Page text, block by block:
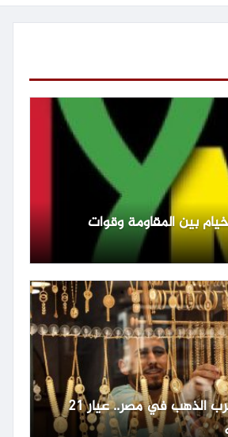
بين المقاومة وقوات
هبوط جديد يضرب الذهب في مصر.. عيار 21